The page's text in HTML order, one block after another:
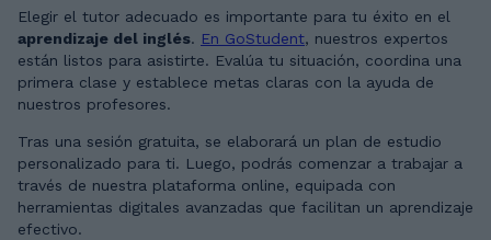
Elegir el tutor adecuado es importante para tu éxito en el
aprendizaje del inglés. En GoStudent, nuestros expertos
están listos para asistirte. Evalúa tu situación, coordina una
primera clase y establece metas claras con la ayuda de
nuestros profesores.
Tras una sesión gratuita, se elaborará un plan de estudio
personalizado para ti. Luego, podrás comenzar a trabajar a
través de nuestra plataforma online, equipada con
herramientas digitales avanzadas que facilitan un aprendizaje
efectivo.